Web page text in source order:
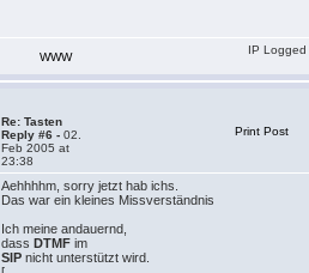
WWW
IP Logged
Re: Tasten
Reply #6 - 02.
Feb 2005 at
23:38
Print Post
Aehhhhm, sorry jetzt hab ichs.
Das war ein kleines Missverständnis
Ich meine andauernd,
dass DTMF im
SIP nicht unterstützt wird.